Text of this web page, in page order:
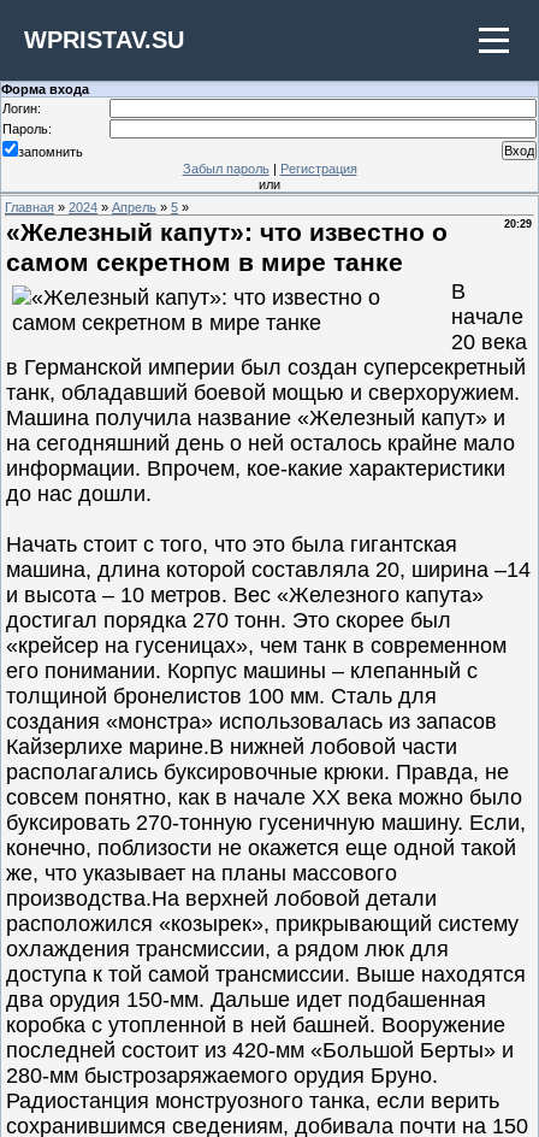
WPRISTAV.SU
Форма входа
Логин:
Пароль:
запомнить
Забыл пароль| Регистрация
или
Главная » 2024 » Апрель » 5 »
20:29
«Железный капут»: что известно о
самом секретном в мире танке
В
начале
20 века
в Германской империи был создан суперсекретный
танк, обладавший боевой мощью и сверхоружием.
Машина получила название «Железный капут» и
на сегодняшний день о ней осталось крайне мало
информации. Впрочем, кое-какие характеристики
до нас дошли.
Начать стоит с того, что это была гигантская
машина, длина которой составляла 20, ширина –14
и высота – 10 метров. Вес «Железного капута»
достигал порядка 270 тонн. Это скорее был
«крейсер на гусеницах», чем танк в современном
его понимании. Корпус машины – клепанный с
толщиной бронелистов 100 мм. Сталь для
создания «монстра» использовалась из запасов
Кайзерлихе марине.В нижней лобовой части
располагались буксировочные крюки. Правда, не
совсем понятно, как в начале XX века можно было
буксировать 270-тонную гусеничную машину. Если,
конечно, поблизости не окажется еще одной такой
же, что указывает на планы массового
производства.На верхней лобовой детали
расположился «козырек», прикрывающий систему
охлаждения трансмиссии, а рядом люк для
доступа к той самой трансмиссии. Выше находятся
два орудия 150-мм. Дальше идет подбашенная
коробка с утопленной в ней башней. Вооружение
последней состоит из 420-мм «Большой Берты» и
280-мм быстрозаряжаемого орудия Бруно.
Радиостанция монструозного танка, если верить
сохранившимся сведениям, добивала почти на 150